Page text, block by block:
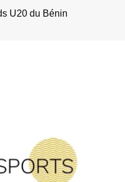
U20 du Bénin